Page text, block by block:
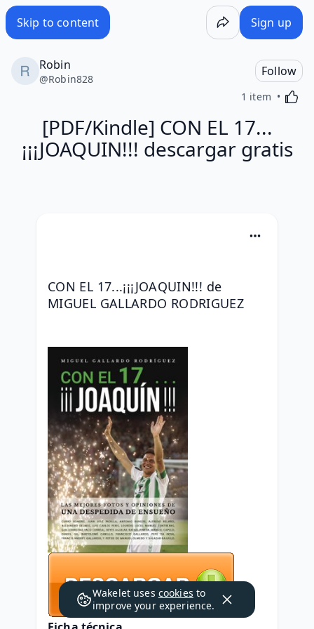
Skip to content Sign up
Robin
@Robin828
Follow
1 item
[PDF/Kindle] CON EL 17...
¡¡¡JOAQUIN!!! descargar gratis
CON EL 17...¡¡¡JOAQUIN!!! de
MIGUEL GALLARDO RODRIGUEZ
Wakelet uses cookies to
improve your experience.